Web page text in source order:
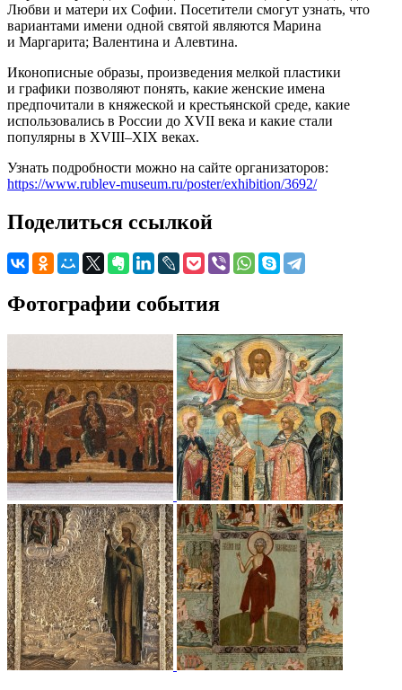
Любви и матери их Софии. Посетители смогут узнать, что
вариантами имени одной святой являются Марина
и Маргарита; Валентина и Алевтина.
Иконописные образы, произведения мелкой пластики
и графики позволяют понять, какие женские имена
предпочитали в княжеской и крестьянской среде, какие
использовались в России до XVII века и какие стали
популярны в XVIII–XIX веках.
Узнать подробности можно на сайте организаторов:
https://www.rublev-museum.ru/poster/exhibition/3692/
Поделиться ссылкой
Фотографии события